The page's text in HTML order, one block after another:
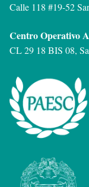
Calle 118 #19-52
Centro Operativo
CL 29 18 BIS 08,